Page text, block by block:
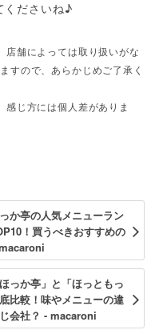
くださいね♪
店舗によっては取り扱いがな
すので、あらかじめご了承く
じ方には個人差がありま
か亭の人気メニューラン
！買うべきおすすめの
っか亭」と「ほっともっ
比較！味やメニューの違
会社？ - macaroni